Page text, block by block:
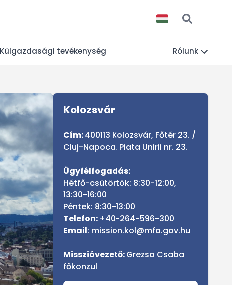
Külgazdasági tevékenység Rólunk
Sidebar
Kolozsvár
Cím:400113 Kolozsvár, Főtér 23. /
Cluj-Napoca, Piata Unirii nr. 23.
Ügyfélfogadás:
Hétfő-csütörtök: 8:30-12:00,
13:30-16:00
Péntek: 8:30-13:00
Telefon: +40-264-596-300
Email: mission.kol@mfa.gov.hu
Misszióvezető:Grezsa Csaba
főkonzul